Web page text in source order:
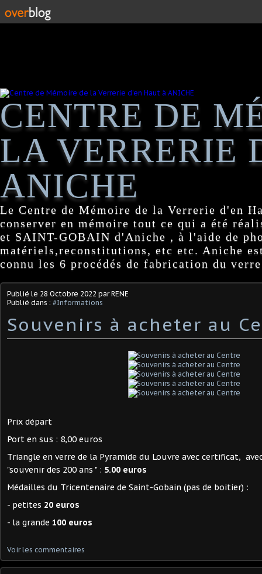
CENTRE DE
LA VERRERIE
ANICHE
Le Centre de Mémoire de la Verrerie d'en
conserver en mémoire tout ce qui a été
et SAINT-GOBAIN d'Aniche , à l'aide de
matériels,reconstitutions, etc etc. Aniche
connu les 6 procédés de fabrication du
Publié le 28 Octobre 2022 par RENE
Publié dans : #Informations
Souvenirs à acheter au
Prix départ
Port en sus : 8,00 euros
Triangle en verre de la Pyramide du Louvre avec certificat,
"souvenir des 200 ans " : 5.00 euros
Médailles du Tricentenaire de Saint-Gobain (pas de boitier) :
- petites 20 euros
- la grande 100 euros
Voir les commentaires